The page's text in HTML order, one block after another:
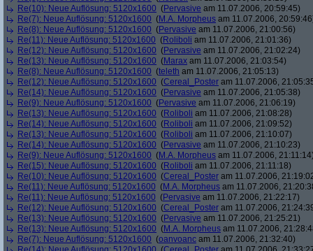
Re(10): Neue Auflösung: 5120x1600 (Pervasive am 11.07.2006, 20:59:45)
Re(7): Neue Auflösung: 5120x1600 (M.A. Morpheus am 11.07.2006,
Re(8): Neue Auflösung: 5120x1600 (Pervasive am 11.07.2006, 21:00:56)
Re(11): Neue Auflösung: 5120x1600 (Roliboli am 11.07.2006, 21:01:36)
Re(12): Neue Auflösung: 5120x1600 (Pervasive am 11.07.2006, 21:02:24)
Re(13): Neue Auflösung: 5120x1600 (Marax am 11.07.2006, 21:03:54)
Re(8): Neue Auflösung: 5120x1600 (teleth am 11.07.2006, 21:05:13)
Re(12): Neue Auflösung: 5120x1600 (Cereal_Poster am 11.07.2006,
Re(14): Neue Auflösung: 5120x1600 (Pervasive am 11.07.2006, 21:05:38)
Re(9): Neue Auflösung: 5120x1600 (Pervasive am 11.07.2006, 21:06:19)
Re(13): Neue Auflösung: 5120x1600 (Roliboli am 11.07.2006, 21:08:28)
Re(14): Neue Auflösung: 5120x1600 (Roliboli am 11.07.2006, 21:09:52)
Re(13): Neue Auflösung: 5120x1600 (Roliboli am 11.07.2006, 21:10:07)
Re(14): Neue Auflösung: 5120x1600 (Pervasive am 11.07.2006, 21:10:23)
Re(9): Neue Auflösung: 5120x1600 (M.A. Morpheus am 11.07.2006,
Re(15): Neue Auflösung: 5120x1600 (Roliboli am 11.07.2006, 21:11:18)
Re(10): Neue Auflösung: 5120x1600 (Cereal_Poster am 11.07.2006,
Re(11): Neue Auflösung: 5120x1600 (M.A. Morpheus am 11.07.2006,
Re(11): Neue Auflösung: 5120x1600 (Pervasive am 11.07.2006, 21:22:17)
Re(12): Neue Auflösung: 5120x1600 (Cereal_Poster am 11.07.2006,
Re(13): Neue Auflösung: 5120x1600 (Pervasive am 11.07.2006, 21:25:21)
Re(13): Neue Auflösung: 5120x1600 (M.A. Morpheus am 11.07.2006,
Re(7): Neue Auflösung: 5120x1600 (oanvoanc am 11.07.2006, 21:32:40)